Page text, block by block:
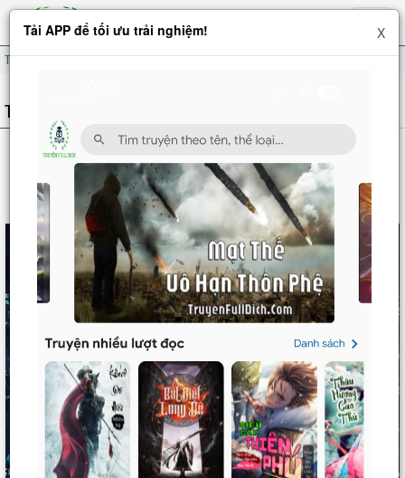
Hiện
menu
Tỏ Tình Em Từ Chối, Anh Thay Lòng Đổi Dạ Em Khóc Cái Gì?
THÔNG TIN TRUYỆN
TỎ TÌNH EM TỪ CHỐI, ANH THAY LÒNG ĐỔI
DẠ EM KHÓC CÁI GÌ?
Tải APP để tối ưu trải nghiệm! X